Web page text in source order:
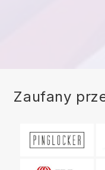
Zaufany